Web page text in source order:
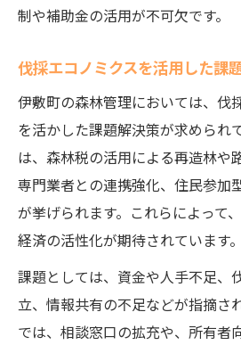
制や補助金の活用が不可欠です。
伐採エコノミクスを活用した課
伊敷町の森林管理においては、伐
を活かした課題解決策が求められ
は、森林税の活用による再造林や
専門業者との連携強化、住民参加
が挙げられます。これらによって
経済の活性化が期待されています。
課題としては、資金や人手不足、
立、情報共有の不足などが指摘さ
では、相談窓口の拡充や、所有者